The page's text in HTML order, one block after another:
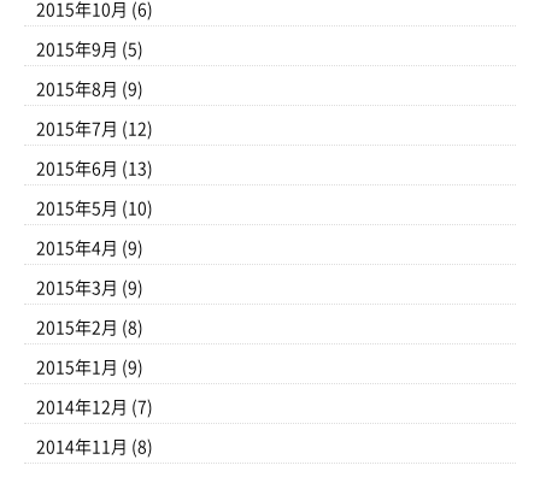
2015年10月 (6)
2015年9月 (5)
2015年8月 (9)
2015年7月 (12)
2015年6月 (13)
2015年5月 (10)
2015年4月 (9)
2015年3月 (9)
2015年2月 (8)
2015年1月 (9)
2014年12月 (7)
2014年11月 (8)